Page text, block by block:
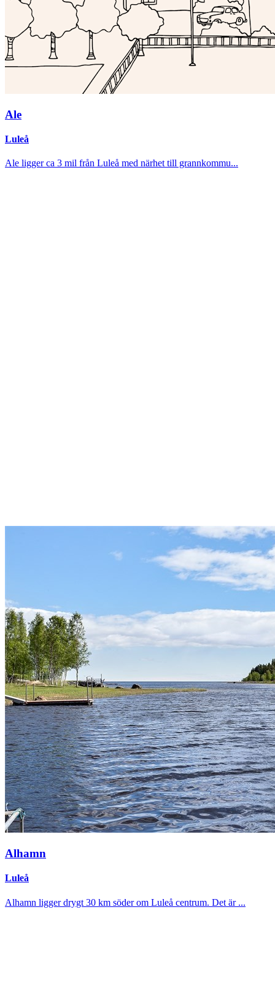
Ale
Luleå
Ale ligger ca 3 mil från Luleå med närhet till grannkommu...
Alhamn
Luleå
Alhamn ligger drygt 30 km söder om Luleå centrum. Det är ...